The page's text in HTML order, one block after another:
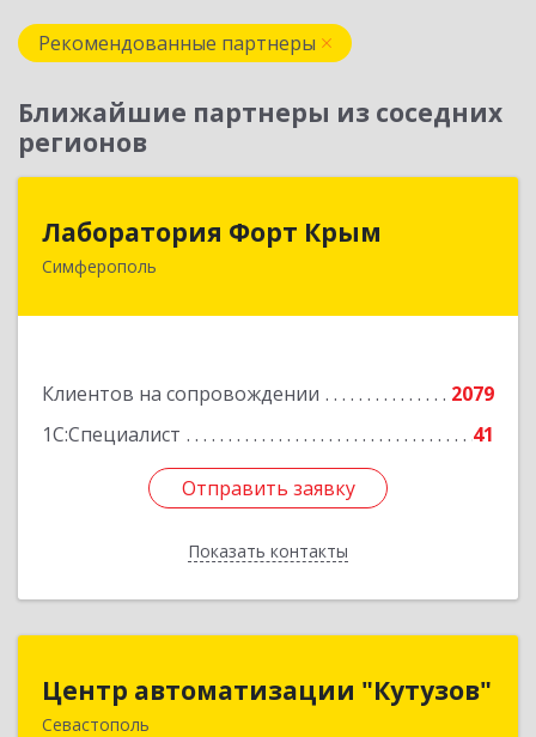
Рекомендованные партнеры
Ближайшие партнеры из соседних
регионов
Лаборатория Форт Крым
Симферополь
Клиентов на сопровождении
2079
1С:Специалист
41
Отправить заявку
Показать контакты
295034, Крым Респ, Симферополь г, Киевская
Отправить заявку
Назад
Центр автоматизации "Кутузов"
Севастополь
299011, Севастополь г, Генерала Петрова ул,